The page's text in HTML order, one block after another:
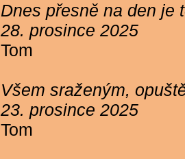
Dnes přesně na den je
28. prosince 2025
Tom
Všem sraženým,
23. prosince 2025
Tom